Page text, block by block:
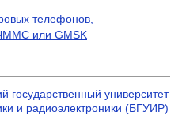
телефонов,
или GMSK
государственный университет
и радиоэлектроники (БГУИР)